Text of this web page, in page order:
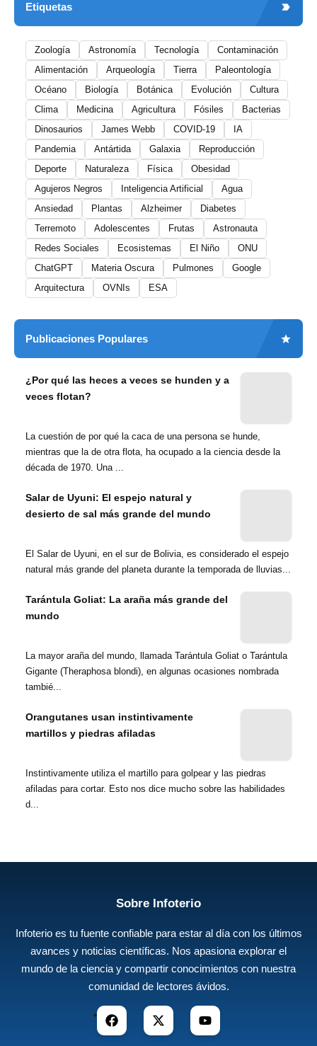
Etiquetas
Zoología Astronomía Tecnología
Contaminación
Alimentación
Arqueología Tierra
Paleontología
Océano
Biología Botánica Evolución
Cultura
Clima
Medicina Agricultura Fósiles
Bacterias
Dinosaurios
James Webb COVID-19
IA
Pandemia
Antártida Galaxia
Reproducción
Deporte
Naturaleza Física
Obesidad
Agujeros Negros
Inteligencia Artificial
Agua
Ansiedad
Plantas Alzheimer
Diabetes
Terremoto
Adolescentes Frutas
Astronauta
Redes Sociales
Ecosistemas El Niño
ONU
ChatGPT
Materia Oscura Pulmones
Google
Arquitectura
OVNIs ESA
Publicaciones Populares
¿Por qué las heces a veces se hunden y a
veces flotan?
La cuestión de por qué la caca de una persona se hunde,
mientras que la de otra flota, ha ocupado a la ciencia desde la
década de 1970. Una ...
Salar de Uyuni: El espejo natural y
desierto de sal más grande del mundo
El Salar de Uyuni, en el sur de Bolivia, es considerado el espejo
natural más grande del planeta durante la temporada de lluvias...
Tarántula Goliat: La araña más grande del
mundo
La mayor araña del mundo, llamada Tarántula Goliat o Tarántula
Gigante (Theraphosa blondi), en algunas ocasiones nombrada
tambié...
Orangutanes usan instintivamente
martillos y piedras afiladas
Instintivamente utiliza el martillo para golpear y las piedras
afiladas para cortar. Esto nos dice mucho sobre las habilidades
d...
Sobre Infoterio
Infoterio es tu fuente confiable para estar al día con los últimos
avances y noticias científicas. Nos apasiona explorar el
mundo de la ciencia y compartir conocimientos con nuestra
comunidad de lectores ávidos.